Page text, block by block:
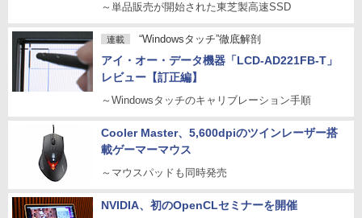
～単品販売が開始された東芝製高速SSD
連載 “Windowsタッチ”徹底解剖
アイ・オー・データ機器「LCD-AD221FB-T」
レビュー【訂正編】
～Windowsタッチのキャリブレーション手順
Cooler Master、5,600dpiのツインレーザー搭
載ゲーマーマウス
～マウスパッドも同時発売
NVIDIA、初のOpenCLセミナーを開催